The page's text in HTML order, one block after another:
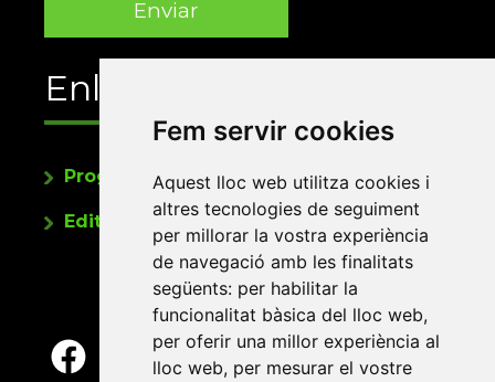
Fem servir cookies
Aquest lloc web utilitza cookies i
altres tecnologies de seguiment
per millorar la vostra experiència
de navegació amb les finalitats
següents: per habilitar la
funcionalitat bàsica del lloc web,
per oferir una millor experiència al
lloc web, per mesurar el vostre
Enllaços
Programa de publicacions
Editorials universitàries a Twitter